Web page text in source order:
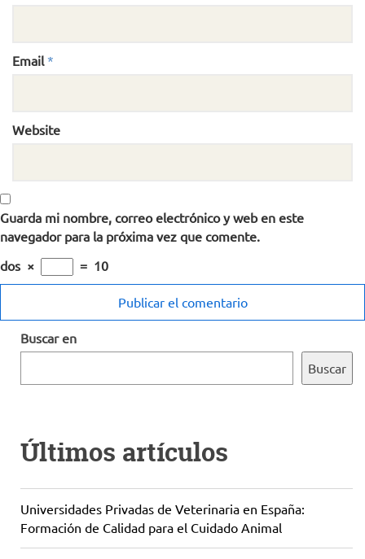
Email *
Website
Guarda mi nombre, correo electrónico y web en este
navegador para la próxima vez que comente.
dos × = 10
Buscar en
Buscar
Últimos artículos
Universidades Privadas de Veterinaria en España:
Formación de Calidad para el Cuidado Animal